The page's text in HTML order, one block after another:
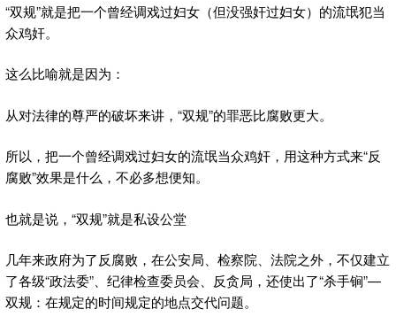
“双规”就是把一个曾经调戏过妇女（但没强奸过妇女）的流氓犯当
众鸡奸。
这么比喻就是因为：
从对法律的尊严的破坏来讲，“双规”的罪恶比腐败更大。
所以，把一个曾经调戏过妇女的流氓当众鸡奸，用这种方式来“反
腐败”效果是什么，不必多想便知。
也就是说，“双规”就是私设公堂
几年来政府为了反腐败，在公安局、检察院、法院之外，不仅建立
了各级“政法委”、纪律检查委员会、反贪局，还使出了“杀手锏”—
双规：在规定的时间规定的地点交代问题。